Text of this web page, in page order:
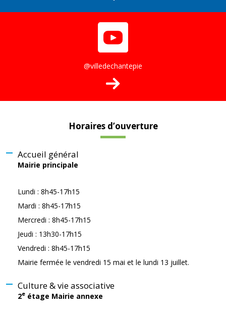
@villedechantepie
Horaires d’ouverture
Accueil général
Mairie principale
Lundi : 8h45-17h15
Mardi : 8h45-17h15
Mercredi : 8h45-17h15
Jeudi : 13h30-17h15
Vendredi : 8h45-17h15
Mairie fermée le vendredi 15 mai et le lundi 13 juillet.
Culture & vie associative
2e étage Mairie annexe